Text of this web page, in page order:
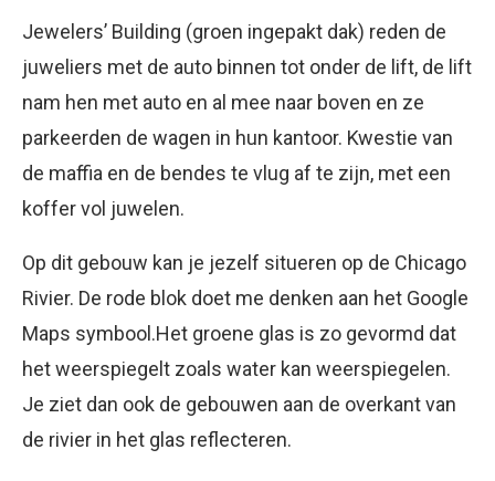
Jewelers’ Building (groen ingepakt dak) reden de
juweliers met de auto binnen tot onder de lift, de lift
nam hen met auto en al mee naar boven en ze
parkeerden de wagen in hun kantoor. Kwestie van
de maffia en de bendes te vlug af te zijn, met een
koffer vol juwelen.
Op dit gebouw kan je jezelf situeren op de Chicago
Rivier. De rode blok doet me denken aan het Google
Maps symbool.Het groene glas is zo gevormd dat
het weerspiegelt zoals water kan weerspiegelen.
Je ziet dan ook de gebouwen aan de overkant van
de rivier in het glas reflecteren.